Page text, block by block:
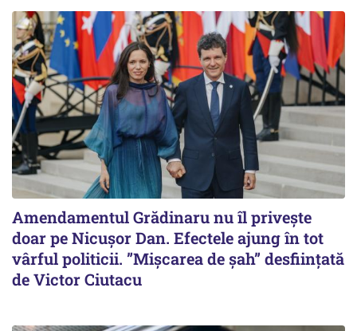
Amendamentul Grădinaru nu îl privește
doar pe Nicușor Dan. Efectele ajung în tot
vârful politicii. ”Mișcarea de șah” desființată
de Victor Ciutacu